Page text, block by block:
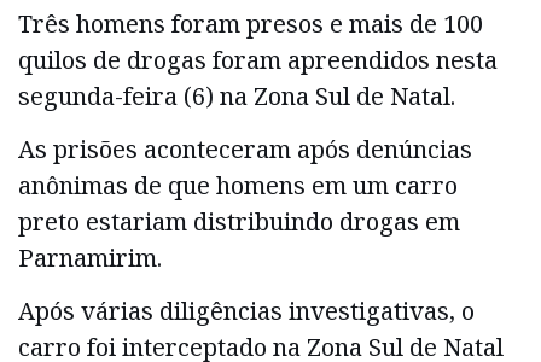
Três homens foram presos e mais de 100
quilos de drogas foram apreendidos nesta
segunda-feira (6) na Zona Sul de Natal.
As prisões aconteceram após denúncias
anônimas de que homens em um carro
preto estariam distribuindo drogas em
Parnamirim.
Após várias diligências investigativas, o
carro foi interceptado na Zona Sul de Natal